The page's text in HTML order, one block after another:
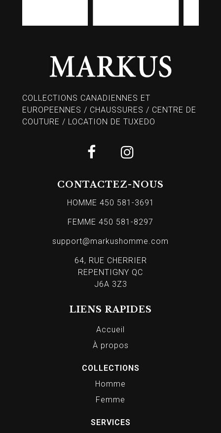
COLLECTIONS CANADIENNES ET
EUROPEENNES / CHAUSSURES / CENTRE DE
COUTURE / LOCATION DE TUXEDO
CONTACTEZ-NOUS
HOMME 450 581-3691
FEMME 450 581-8297
support@markushomme.com
64, RUE CHERRIER
REPENTIGNY QC
J6A 3Z3
LIENS RAPIDES
Accueil
À propos
COLLECTIONS
Homme
Femme
SERVICES